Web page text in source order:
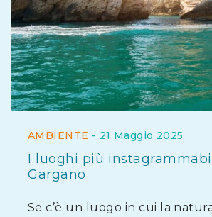
AMBIENTE - 21 Maggio 2025
I luoghi più
Gargano
Se c’è un luogo in cui la